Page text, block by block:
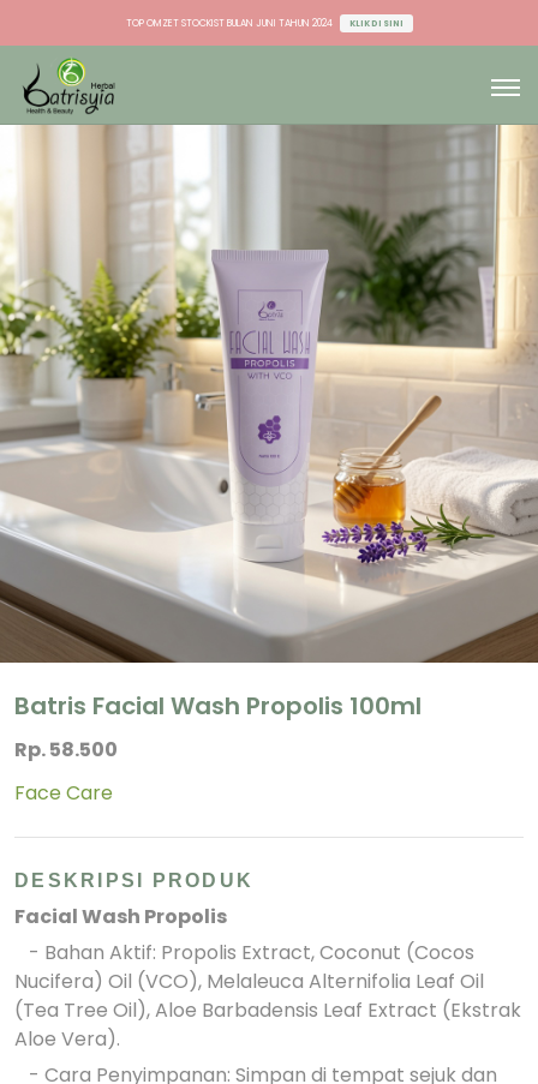
TOP OMZET STOCKIST BULAN JUNI TAHUN 2024 KLIK DI SINI
TOP OMZET DU & AGEN BULAN JUNI TAHUN 2024 KLIK DI SINI
Batris Facial Wash Propolis 100ml
Rp. 58.500
Face Care
DESKRIPSI PRODUK
Facial Wash Propolis
- Bahan Aktif: Propolis Extract, Coconut (Cocos
Nucifera) Oil (VCO), Melaleuca Alternifolia Leaf Oil
(Tea Tree Oil), Aloe Barbadensis Leaf Extract (Ekstrak
Aloe Vera).
- Cara Penyimpanan: Simpan di tempat sejuk dan